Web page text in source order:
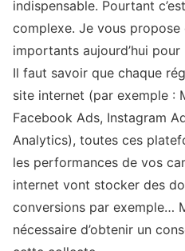
indispensable. Pourtant
complexe. Je vous propose
importants aujourd’hui
Il faut savoir que chaque
site internet (par exemple :
Facebook Ads, Instagram
Analytics), toutes ces
les performances de vos
internet vont stocker des
conversions par exemple…
nécessaire d’obtenir un